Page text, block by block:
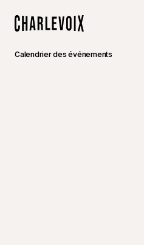
Calendrier des événements